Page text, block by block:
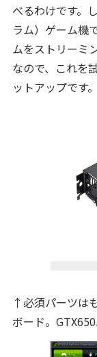
べるわけです。
ラム）ゲーム機
ムをストリーミ
なので、これを
ットアップです。
↑必須パーツは
ボード。